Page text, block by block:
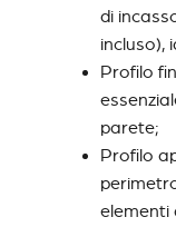
di
incluso),
Profilo
parete;
Profilo
elementi